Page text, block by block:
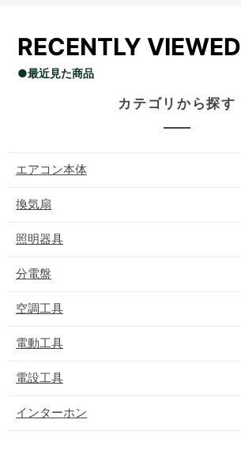
RECENTLY VIEWED
●最近見た商品
カテゴリから探す
エアコン本体
換気扇
照明器具
分電盤
空調工具
電動工具
電設工具
インターホン